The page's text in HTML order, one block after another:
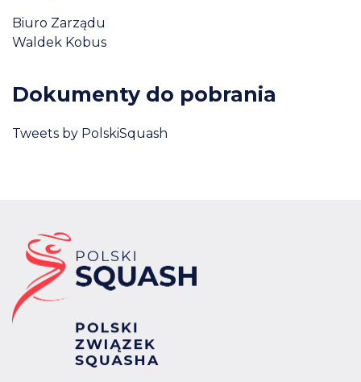
Biuro Zarządu
Waldek Kobus
Dokumenty do pobrania
Tweets by PolskiSquash